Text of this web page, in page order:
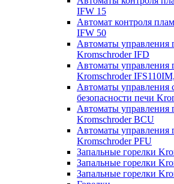
IFW 15
Автомат контроля
IFW 50
Автоматы управления
Kromschroder IFD
Автоматы управления
Kromschroder
Автоматы управления
безопасности печи
Автоматы управления
Kromschroder BCU
Автоматы управления
Kromschroder PFU
Запальные горелки
Запальные горелки
Запальные горелки